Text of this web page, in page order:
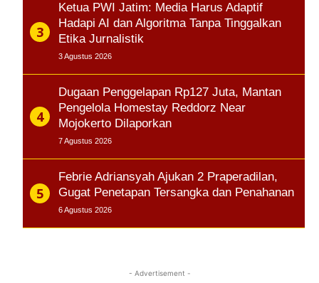
Ketua PWI Jatim: Media Harus Adaptif
Hadapi AI dan Algoritma Tanpa Tinggalkan
Etika Jurnalistik
3 Agustus 2026
Dugaan Penggelapan Rp127 Juta, Mantan
Pengelola Homestay Reddorz Near
Mojokerto Dilaporkan
7 Agustus 2026
Febrie Adriansyah Ajukan 2 Praperadilan,
Gugat Penetapan Tersangka dan Penahanan
6 Agustus 2026
- Advertisement -